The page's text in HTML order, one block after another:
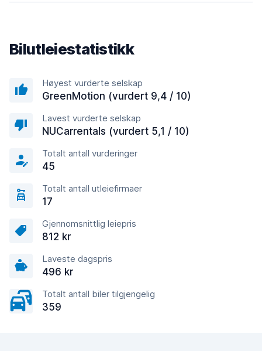
Bilutleiestatistikk
Høyest vurderte selskap
GreenMotion (vurdert 9,4 / 10)
Lavest vurderte selskap
NUCarrentals (vurdert 5,1 / 10)
Totalt antall vurderinger
45
Totalt antall utleiefirmaer
17
Gjennomsnittlig leiepris
812 kr
Laveste dagspris
496 kr
Totalt antall biler tilgjengelig
359